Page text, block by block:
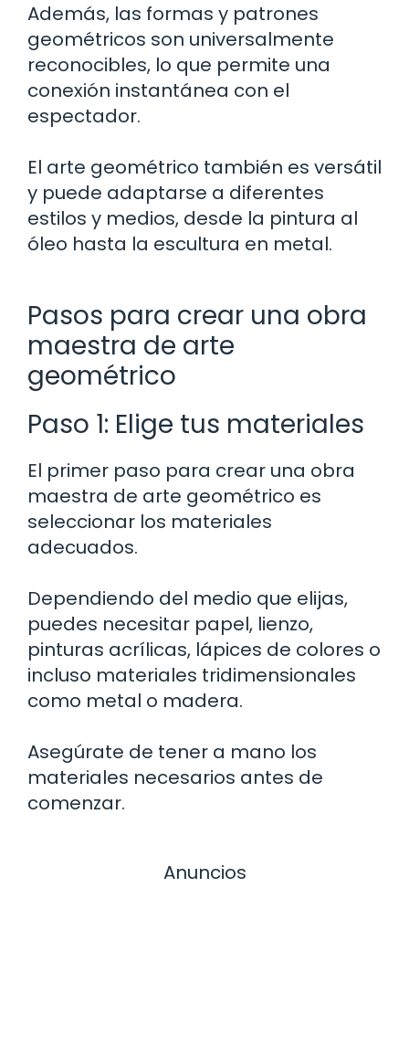
Además, las formas y patrones
geométricos son universalmente
reconocibles, lo que permite una
conexión instantánea con el
espectador.
El arte geométrico también es versátil
y puede adaptarse a diferentes
estilos y medios, desde la pintura al
óleo hasta la escultura en metal.
Pasos para crear una obra
maestra de arte
geométrico
Paso 1: Elige tus materiales
El primer paso para crear una obra
maestra de arte geométrico es
seleccionar los materiales
adecuados.
Dependiendo del medio que elijas,
puedes necesitar papel, lienzo,
pinturas acrílicas, lápices de colores o
incluso materiales tridimensionales
como metal o madera.
Asegúrate de tener a mano los
materiales necesarios antes de
comenzar.
Anuncios